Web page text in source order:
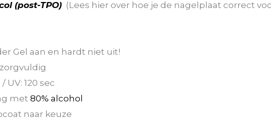
(post-TPO) (Lees hier over hoe je de nagelplaat correct
Gel aan en hardt niet uit!
/ UV: 120 sec
met 80% alcohol
naar keuze